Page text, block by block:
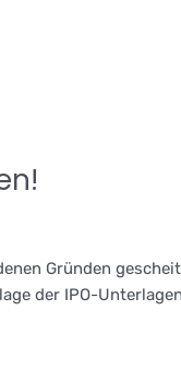
Gründen
der IPO-